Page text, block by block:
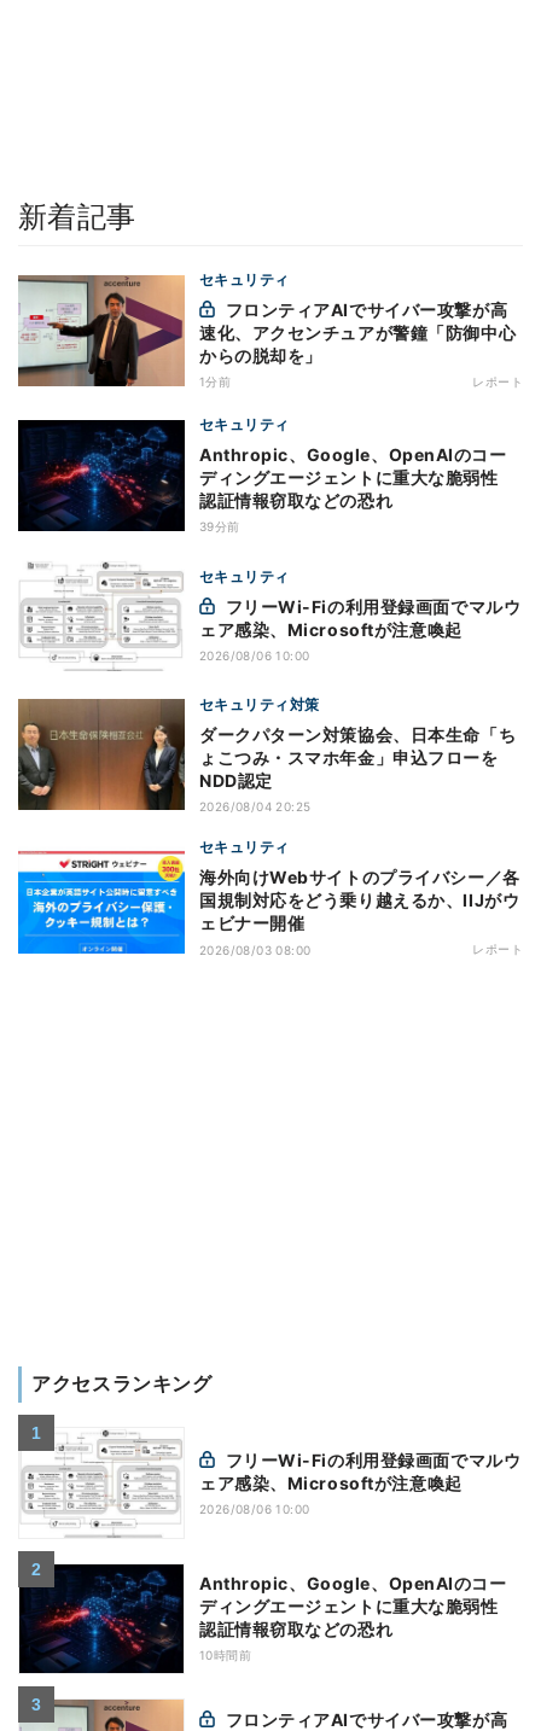
新着記事
セキュリティ
速化、アクセンチュアが警鐘「防御中心
からの脱却を」
1分前 レポート
セキュリティ
Anthropic、Google、OpenAIのコー
ディングエージェントに重大な脆弱性
認証情報窃取などの恐れ
39分前
セキュリティ
ェア感染、Microsoftが注意喚起
2026/08/06 10:00
セキュリティ対策
ダークパターン対策協会、日本生命「ち
ょこつみ・スマホ年金」申込フローを
NDD認定
2026/08/04 20:25
セキュリティ
海外向けWebサイトのプライバシー／各
国規制対応をどう乗り越えるか、IIJがウ
ェビナー開催
2026/08/03 08:00 レポート
アクセスランキング
ェア感染、Microsoftが注意喚起
2026/08/06 10:00
Anthropic、Google、OpenAIのコー
ディングエージェントに重大な脆弱性
認証情報窃取などの恐れ
10時間前